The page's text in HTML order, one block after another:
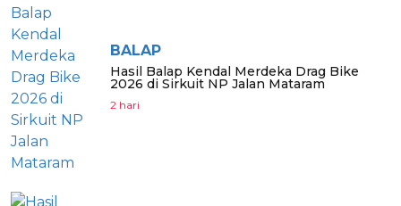
BALAP
Hasil Balap Kendal Merdeka Drag Bike
2026 di Sirkuit NP Jalan Mataram
2 hari